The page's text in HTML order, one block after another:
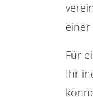
einer
Für
Ihr